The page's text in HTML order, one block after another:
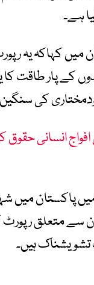
ہے۔
کہاکہ یہ
کے پار طاقت
کی
افواج انسانی
پاکستان میں
سے متعلق
ہیں۔